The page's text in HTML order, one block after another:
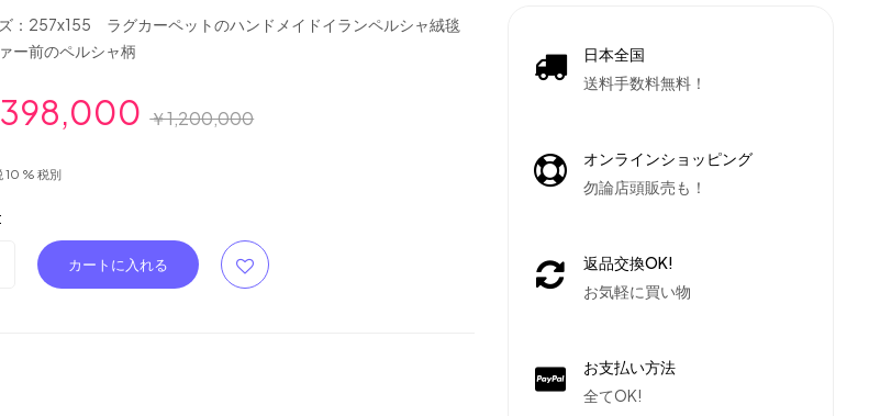
：257x155 ラグカーペットのハンドメイドイランペルシャ絨毯
ー前のペルシャ柄
398,000 ￥1,200,000
10 % 税別
日本全国
送料手数料無料！
オンラインショッピング
勿論店頭販売も！
返品交換OK!
お気軽に買い物
お支払い方法
全てOK!